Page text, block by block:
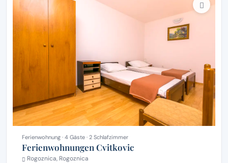
Ferienwohnung · 4 Gäste · 2 Schlafzimmer
Ferienwohnungen Cvitkovic
Rogoznica, Rogoznica